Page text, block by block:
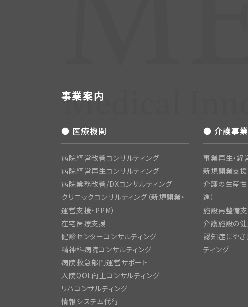
事業案内
● 医療機関
病院経営改善コンサルティング
病院経営再生コンサルティング
病院業務改善/DXコンサルティング
クリニックコンサルティング（新規開業・
運営支援・PPM）
在宅医療支援
健診センターコンサルティング
精神科病院コンサルティング
病院救急部門運営サポート
入院QOL向上コンサルティング
リハコンサルティング
情報システム代行
● 介護事業
事業再生・経
新規開業支援
介護の生産
進）
施設再整備支
介護施設の
認知症にやさ
ティング